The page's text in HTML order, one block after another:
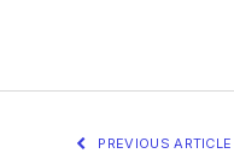
PREVIOUS ARTICLE